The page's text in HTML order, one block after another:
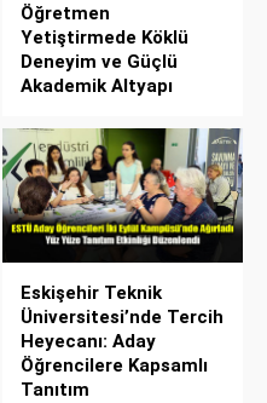
Öğretmen
Yetiştirmede Köklü
Deneyim ve Güçlü
Akademik Altyapı
Eskişehir Teknik
Üniversitesi’nde Tercih
Heyecanı: Aday
Öğrencilere Kapsamlı
Tanıtım